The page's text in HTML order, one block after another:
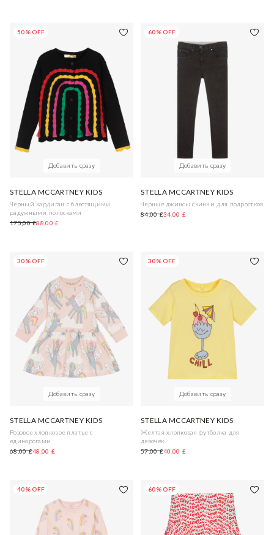
50% OFF
Добавить сразу
STELLA MCCARTNEY KIDS
Черный кардиган с блестящими
радужными полосками
175,00 £88,00 £
60% OFF
Добавить сразу
STELLA MCCARTNEY KIDS
Черные джинсы скинни для подростков
84,00 £34,00 £
30% OFF
Добавить сразу
STELLA MCCARTNEY KIDS
Розовое хлопковое платье с
единорогами
68,00 £48,00 £
30% OFF
Добавить сразу
STELLA MCCARTNEY KIDS
Желтая хлопковая футболка для
девочек
57,00 £40,00 £
40% OFF 60% OFF